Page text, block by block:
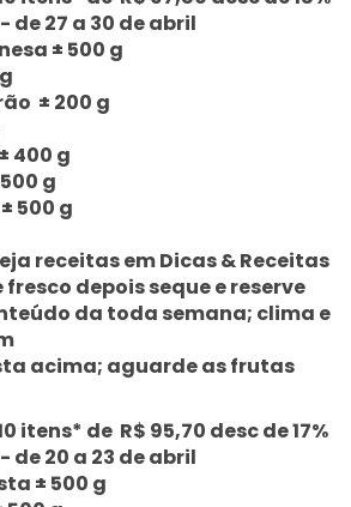
de 27 a 30 de abril
± 500 g
± 200 g
400 g
g
500 g
receitas em Dicas & Receitas
depois seque e reserve
da toda semana; clima e
acima; aguarde as frutas
itens* de R$ 95,70 desc de 17%
de 20 a 23 de abril
± 500 g